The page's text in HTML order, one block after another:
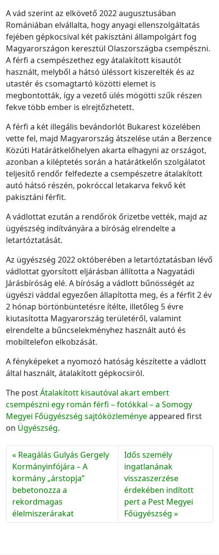
A vád szerint az elkövető 2022 augusztusában
Romániában elvállalta, hogy anyagi ellenszolgáltatás
fejében gépkocsival két pakisztáni állampolgárt fog
Magyarországon keresztül Olaszországba csempészni.
A férfi a csempészethez egy átalakított kisautót
használt, melyből a hátsó üléssort kiszerelték és az
utastér és csomagtartó közötti elemet is
megbontották, így a vezető ülés mögötti szűk részen
fekve több ember is elrejtőzhetett.
A férfi a két illegális bevándorlót Bukarest közelében
vette fel, majd Magyarország átszelése után a Berzence
Közúti Határátkelőhelyen akarta elhagyni az országot,
azonban a kiléptetés során a határátkelőn szolgálatot
teljesítő rendőr felfedezte a csempészetre átalakított
autó hátsó részén, pokróccal letakarva fekvő két
pakisztáni férfit.
A vádlottat ezután a rendőrök őrizetbe vették, majd az
ügyészség indítványára a bíróság elrendelte a
letartóztatását.
Az ügyészség 2022 októberében a letartóztatásban lévő
vádlottat gyorsított eljárásban állította a Nagyatádi
Járásbíróság elé. A bíróság a vádlott bűnösségét az
ügyészi váddal egyezően állapította meg, és a férfit 2 év
2 hónap börtönbüntetésre ítélte, illetőleg 5 évre
kiutasította Magyarország területéről, valamint
elrendelte a bűncselekményhez használt autó és
mobiltelefon elkobzását.
A fényképeket a nyomozó hatóság készítette a vádlott
által használt, átalakított gépkocsiról.
The postÁtalakított kisautóval akart embert
csempészni egy román férfi – fotókkal – a Somogy
Megyei Főügyészség sajtóközleményeappeared first
on Ügyészség.
Reagálás Gulyás Gergely
Kormányinfójára – A
kormány „árstopja”
bebetonozza a
rekordmagas
élelmiszerárakat
Idős személy
ingatlanának
visszaszerzése
érdekében indított
pert a Pest Megyei
Főügyészség